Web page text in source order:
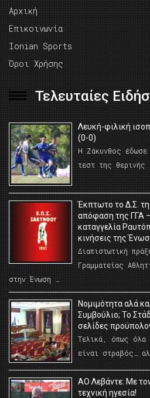
Αρχική
Επικοινωνία
Ionian Sports
Όροι Χρήσης
Τελευταίες
Λευκή-φιλική
(0-0)
Η Ζάκυνθος
τεστ της θερινής …
Έκπτωτο το Δ.Σ.
απόφαση της ΓΓΑ
καταγγελία
κινήσεις της
Διαπιστωτική
Γραμματείας
στην Ένωση …
Νομιμότητα αλά
Συμβούλιο; Το
σελίδες
Τελικά, όπως όλα
είναι στραβός…
ΑΟ Λεβάντε: Με
τεχνική ηγεσία!